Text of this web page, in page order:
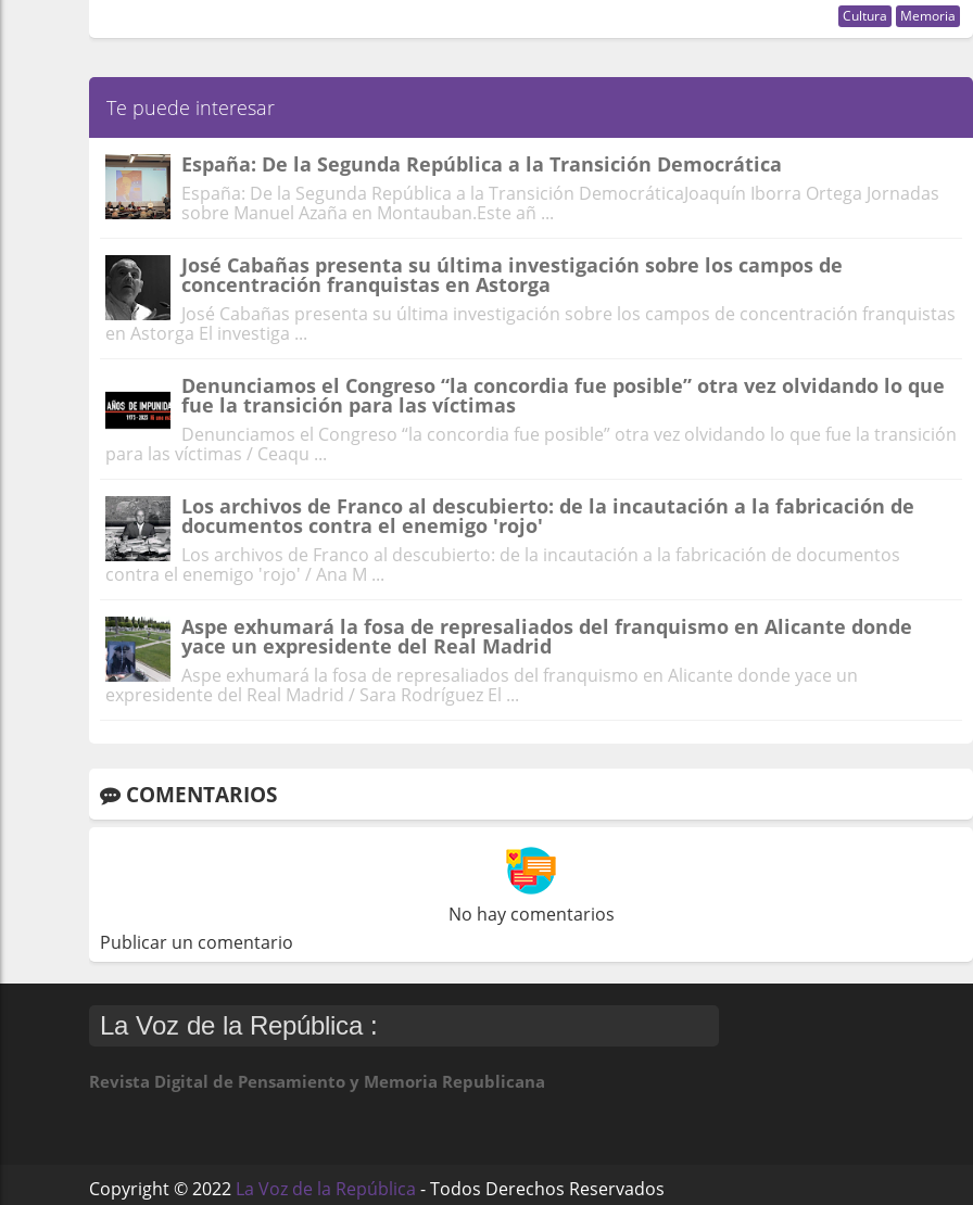
Cultura Memoria
Te puede interesar
España: De la Segunda República a la Transición Democrática
España: De la Segunda República a la Transición DemocráticaJoaquín Iborra Ortega Jornadas
sobre Manuel Azaña en Montauban.Este añ ...
José Cabañas presenta su última investigación sobre los campos de
concentración franquistas en Astorga
José Cabañas presenta su última investigación sobre los campos de concentración franquistas
en Astorga El investiga ...
Denunciamos el Congreso “la concordia fue posible” otra vez olvidando lo que
fue la transición para las víctimas
Denunciamos el Congreso “la concordia fue posible” otra vez olvidando lo que fue la transición
para las víctimas / Ceaqu ...
Los archivos de Franco al descubierto: de la incautación a la fabricación de
documentos contra el enemigo 'rojo'
Los archivos de Franco al descubierto: de la incautación a la fabricación de documentos
contra el enemigo 'rojo' / Ana M ...
Aspe exhumará la fosa de represaliados del franquismo en Alicante donde
yace un expresidente del Real Madrid
Aspe exhumará la fosa de represaliados del franquismo en Alicante donde yace un
expresidente del Real Madrid / Sara Rodríguez El ...
COMENTARIOS
No hay comentarios
Publicar un comentario
La Voz de la República :
Revista Digital de Pensamiento y Memoria Republicana
Copyright ©2022 La Voz de la República - Todos Derechos Reservados